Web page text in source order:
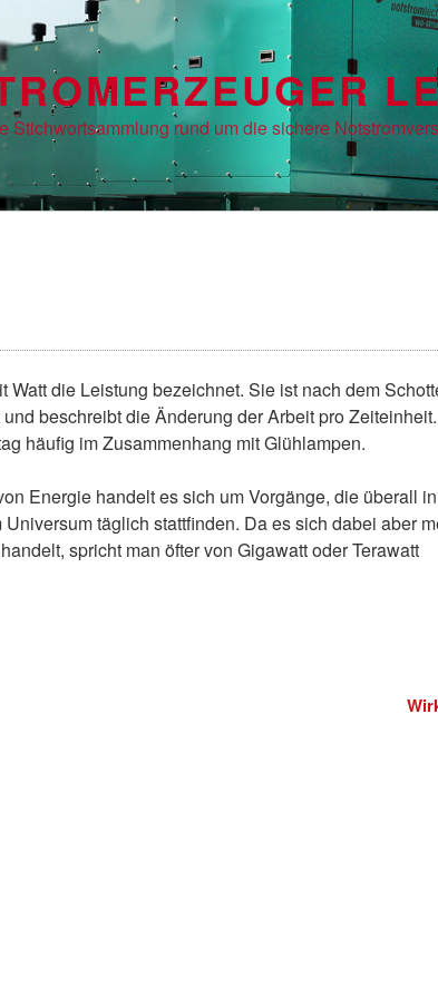
Stichwortsammlung rund um die sichere
Watt die Leistung bezeichnet. Sie ist nach dem
beschreibt die Änderung der Arbeit pro
häufig im Zusammenhang mit Glühlampen.
Energie handelt es sich um Vorgänge, die überall
täglich stattfinden. Da es sich dabei aber
spricht man öfter von Gigawatt oder Terawatt